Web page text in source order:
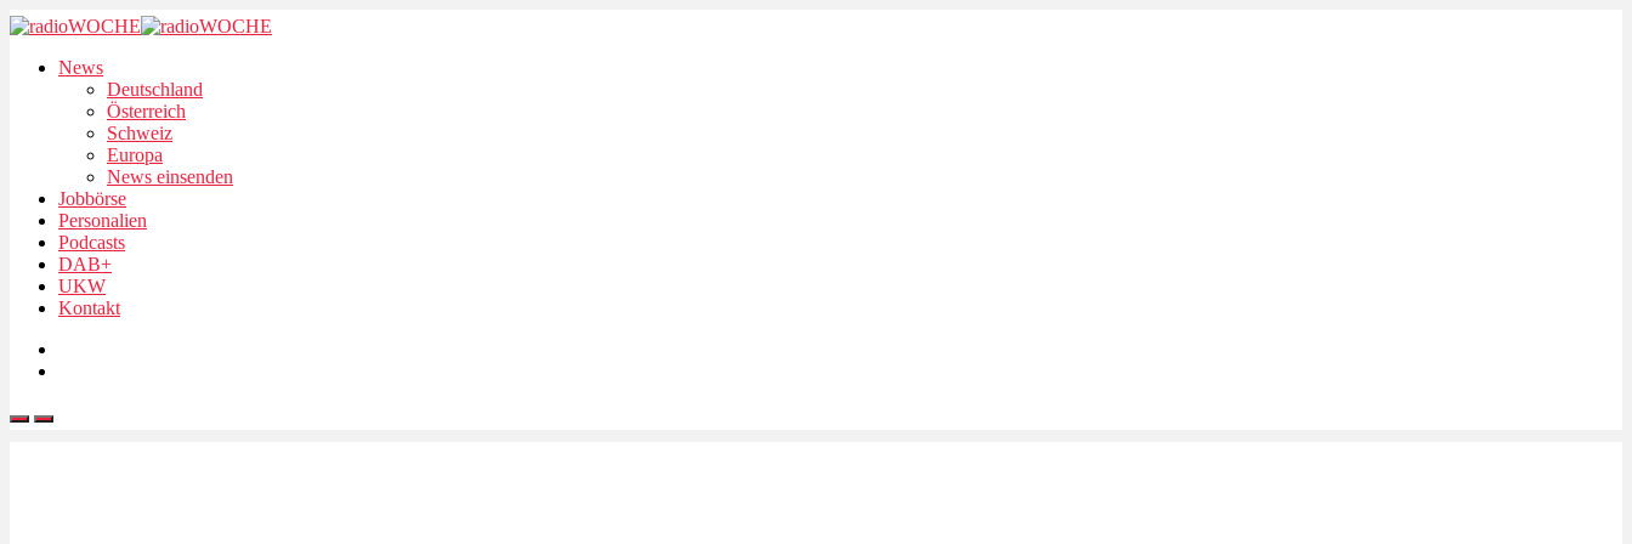
News
Deutschland
Österreich
Schweiz
Europa
News einsenden
Jobbörse
Personalien
Podcasts
DAB+
UKW
Kontakt